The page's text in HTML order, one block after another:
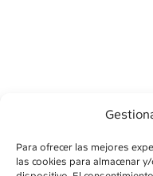
Para ofrecer las mejores
las cookies para almacenar